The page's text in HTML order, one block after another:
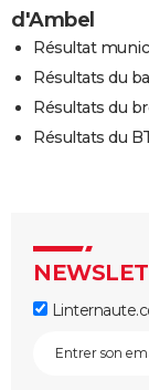
d'Ambel
Résultat
Résultats du
Résultats du
Résultats du